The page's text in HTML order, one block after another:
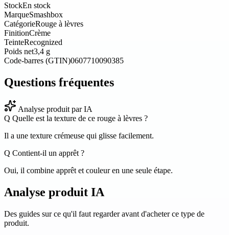
StockEn stock
MarqueSmashbox
CatégorieRouge à lèvres
FinitionCrème
TeinteRecognized
Poids net3,4 g
Code-barres (GTIN)0607710090385
Questions fréquentes
Analyse produit par IA
Q Quelle est la texture de ce rouge à lèvres ?
Il a une texture crémeuse qui glisse facilement.
Q Contient-il un apprêt ?
Oui, il combine apprêt et couleur en une seule étape.
Analyse produit IA
Des guides sur ce qu'il faut regarder avant d'acheter ce type de
produit.